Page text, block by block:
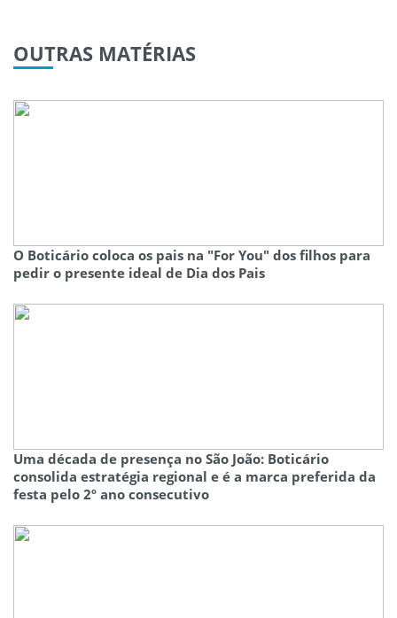
OUTRAS MATÉRIAS
O Boticário coloca os pais na "For You" dos filhos para
pedir o presente ideal de Dia dos Pais
Uma década de presença no São João: Boticário
consolida estratégia regional e é a marca preferida da
festa pelo 2º ano consecutivo